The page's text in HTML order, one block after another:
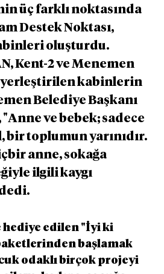
üç farklı noktasında
Destek Noktası,
oluşturdu.
Kent-2 ve Menemen
kabinlerin
Belediye Başkanı
"Anne ve bebek; sadece
bir toplumun yarınıdır.
anne, sokağa
ilgili kaygı
edilen "İyi ki
başlamak
odaklı birçok projeyi